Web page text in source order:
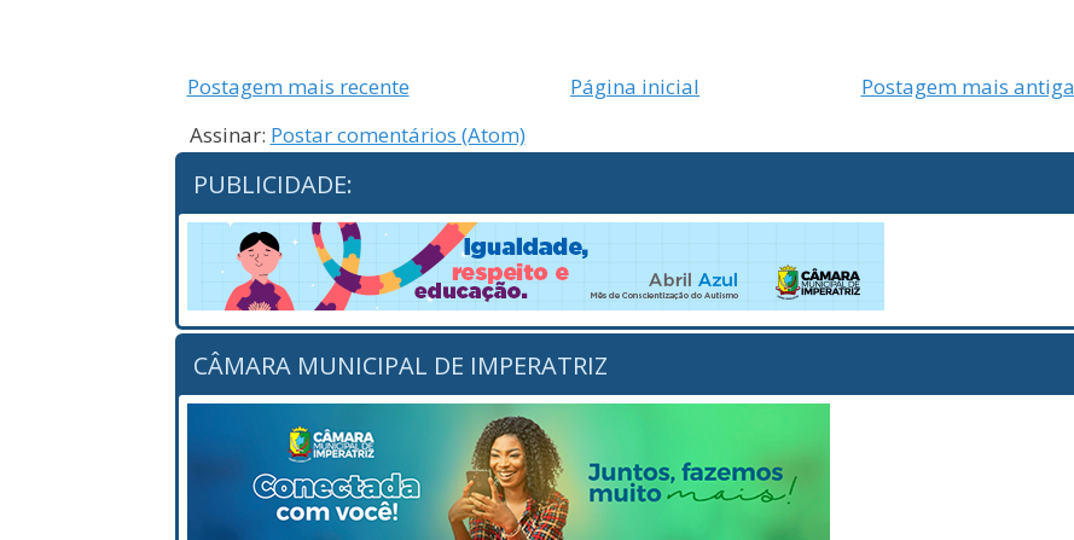
Postagem mais recente Postagem mais antiga
Página inicial
Assinar: Postar comentários (Atom)
PUBLICIDADE:
CÂMARA MUNICIPAL DE IMPERATRIZ